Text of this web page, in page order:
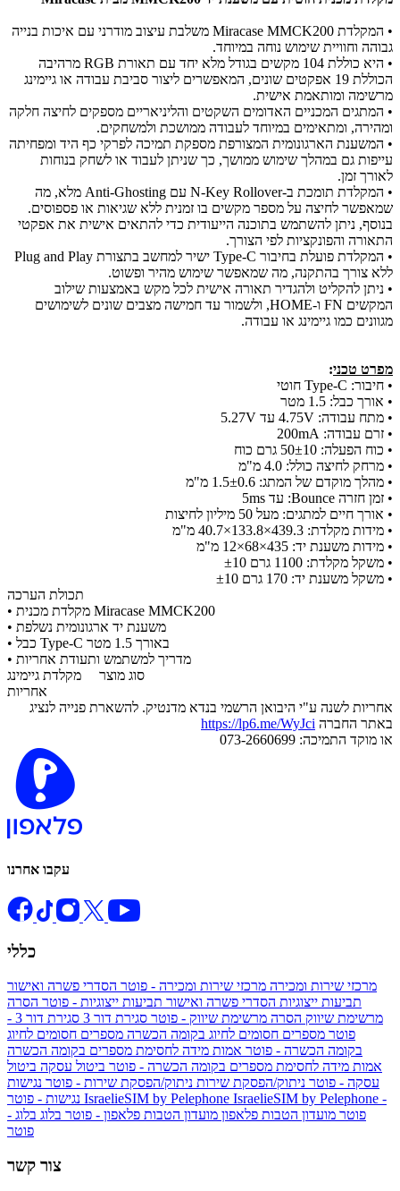
• המקלדת Miracase MMCK200 משלבת עיצוב מודרני עם איכות בנייה
גבוהה וחוויית שימוש נוחה במיוחד.
• היא כוללת 104 מקשים בגודל מלא יחד עם תאורת RGB מרהיבה
הכוללת 19 אפקטים שונים, המאפשרים ליצור סביבת עבודה או גיימינג
מרשימה ומותאמת אישית.
• המתגים המכניים האדומים השקטים והליניאריים מספקים לחיצה חלקה
ומהירה, ומתאימים במיוחד לעבודה ממושכת ולמשחקים.
• המשענת הארגונומית המצורפת מספקת תמיכה לפרקי כף היד ומפחיתה
עייפות גם במהלך שימוש ממושך, כך שניתן לעבוד או לשחק בנוחות
לאורך זמן.
• המקלדת תומכת ב-N-Key Rollover עם Anti-Ghosting מלא, מה
שמאפשר לחיצה על מספר מקשים בו זמנית ללא שגיאות או פספוסים.
בנוסף, ניתן להשתמש בתוכנה הייעודית כדי להתאים אישית את אפקטי
התאורה והפונקציות לפי הצורך.
• המקלדת פועלת בחיבור Type-C ישיר למחשב בתצורת Plug and Play
ללא צורך בהתקנה, מה שמאפשר שימוש מהיר ופשוט.
• ניתן להקליט ולהגדיר תאורה אישית לכל מקש באמצעות שילוב
המקשים FN ו-HOME, ולשמור עד חמישה מצבים שונים לשימושים
מגוונים כמו גיימינג או עבודה.
מפרט טכני:
• חיבור: Type-C חוטי
• אורך כבל: 1.5 מטר
• מתח עבודה: 4.75V עד 5.27V
• זרם עבודה: 200mA
• כוח הפעלה: 50±10 גרם כוח
• מרחק לחיצה כולל: 4.0 מ"מ
• מהלך מוקדם של המתג: 1.5±0.6 מ"מ
• זמן חזרה Bounce: עד 5ms
• אורך חיים למתגים: מעל 50 מיליון לחיצות
• מידות מקלדת: 439.3×133.8×40.7 מ"מ
• מידות משענת יד: 435×68×12 מ"מ
• משקל מקלדת: 1100 גרם ±10
• משקל משענת יד: 170 גרם ±10
תכולת הערכה
• מקלדת מכנית Miracase MMCK200
• משענת יד ארגונומית נשלפת
• כבל Type-C באורך 1.5 מטר
• מדריך למשתמש ותעודת אחריות
סוג מוצר מקלדת גיימינג
אחריות
אחריות לשנה ע"י היבואן הרשמי בנדא מדנטיק. להשארת פנייה לנציג
באתר החברה https://lp6.me/WyJci
או מוקד התמיכה: 073-2660699
עקבו אחרנו
כללי
מרכזי שירות ומכירה מרכזי שירות ומכירה - פוטר הסדרי פשרה ואישור
תביעות ייצוגיות הסדרי פשרה ואישור תביעות ייצוגיות - פוטר הסרה
מרשימת שיווק הסרה מרשימת שיווק - פוטר סגירת דור 3
סגירת דור 3 -
פוטר מספרים חסומים לחיוג בקומה הכשרה מספרים חסומים לחיוג
בקומה הכשרה - פוטר אמות מידה לחסימת מספרים בקומה הכשרה
אמות מידה לחסימת מספרים בקומה הכשרה - פוטר ביטול עסקה ביטול
עסקה - פוטר ניתוק/הפסקת שירות ניתוק/הפסקת שירות - פוטר נגישות
IsraelieSIM by Pelephone IsraelieSIM by Pelephone -
פוטר מועדון הטבות פלאפון מועדון הטבות פלאפון - פוטר בלוג בלוג -
פוטר
צור קשר